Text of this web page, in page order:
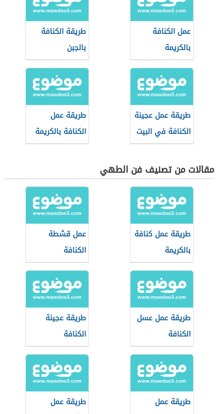
عمل الكنافة
بالكريمة
طريقة الكنافة
بالجبن
طريقة عمل عجينة
الكنافة في البيت
طريقة عمل
الكنافة بالكريمة
مقالات من تصنيف فن الطهي
طريقة عمل كنافة
بالكريمة
عمل قشطة
الكنافة
طريقة عمل عسل
الكنافة
طريقة عجينة
الكنافة
طريقة عمل
طريقة عمل